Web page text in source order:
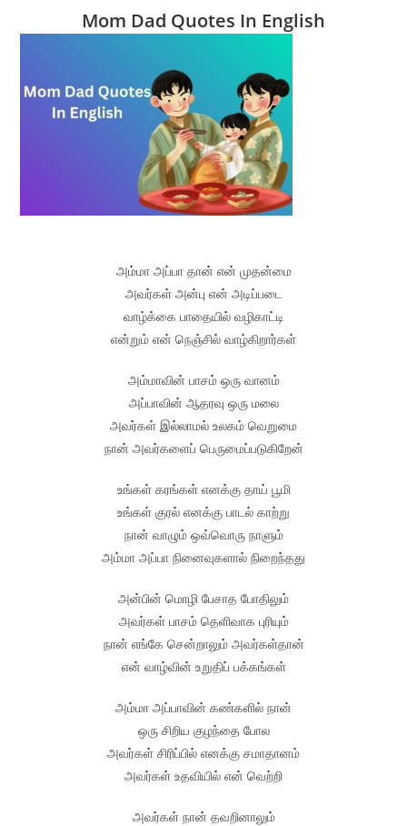
Mom Dad Quotes In English
அம்மா அப்பா தான் என் முதன்மை
அவர்கள் அன்பு என் அடிப்படை
வாழ்க்கை பாதையில் வழிகாட்டி
என்றும் என் நெஞ்சில் வாழ்கிறார்கள்
அம்மாவின் பாசம் ஒரு வானம்
அப்பாவின் ஆதரவு ஒரு மலை
அவர்கள் இல்லாமல் உலகம் வெறுமை
நான் அவர்களைப் பெருமைப்படுகிறேன்
உங்கள் கரங்கள் எனக்கு தாய் பூமி
உங்கள் குரல் எனக்கு பாடல் காற்று
நான் வாழும் ஒவ்வொரு நாளும்
அம்மா அப்பா நினைவுகளால் நிறைந்தது
அன்பின் மொழி பேசாத போதிலும்
அவர்கள் பாசம் தெளிவாக புரியும்
நான் எங்கே சென்றாலும் அவர்கள்தான்
என் வாழ்வின் உறுதிப் பக்கங்கள்
அம்மா அப்பாவின் கண்களில் நான்
ஒரு சிறிய குழந்தை போல
அவர்கள் சிரிப்பில் எனக்கு சமாதானம்
அவர்கள் உதவியில் என் வெற்றி
அவர்கள் நான் தவறினாலும்